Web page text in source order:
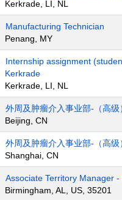
Kerkrade, LI, NL
Manufacturing Technician
Penang, MY
Internship assignment
Kerkrade
Kerkrade, LI, NL
外周及肿瘤介入事业部-（高
Beijing, CN
外周及肿瘤介入事业部-（高
Shanghai, CN
Associate Territory Manager -
Birmingham, AL, US, 35201